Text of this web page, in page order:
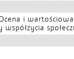
i
współżycia